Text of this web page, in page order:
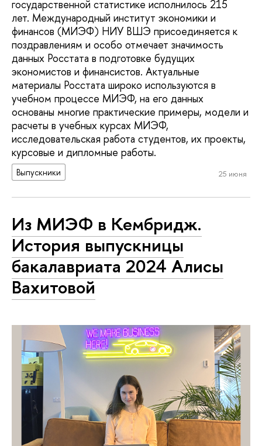
государственной статистике исполнилось 215
лет. Международный институт экономики и
финансов (МИЭФ) НИУ ВШЭ присоединяется к
поздравлениям и особо отмечает значимость
данных Росстата в подготовке будущих
экономистов и финансистов. Актуальные
материалы Росстата широко используются в
учебном процессе МИЭФ, на его данных
основаны многие практические примеры, модели и
расчеты в учебных курсах МИЭФ,
исследовательская работа студентов, их проекты,
курсовые и дипломные работы.
Выпускники 25 июня
Из МИЭФ в Кембридж.
История выпускницы
бакалавриата 2024 Алисы
Вахитовой